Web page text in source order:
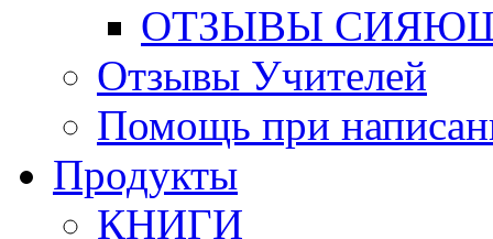
ОТЗЫВЫ
Отзывы Учителей
Помощь при
Продукты
КНИГИ